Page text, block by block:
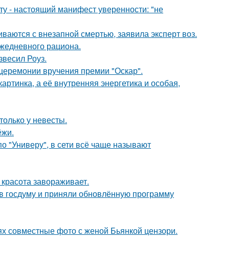
- настоящий манифест уверенности: "не
с внезапной смертью, заявила эксперт воз.
рациона.
Роуз.
вручения премии "Оскар".
а её внутренняя энергетика и особая,
у невесты.
"Универу", в сети всё чаще называют
завораживает.
и приняли обновлённую программу
совместные фото с женой Бьянкой цензори.